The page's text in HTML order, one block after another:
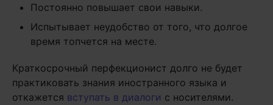
Постоянно повышает свои навыки.
Испытывает неудобство от того, что долгое
время топчется на месте.
Краткосрочный перфекционист долго не будет
практиковать знания иностранного языка и
откажется вступать в диалоги с носителями.